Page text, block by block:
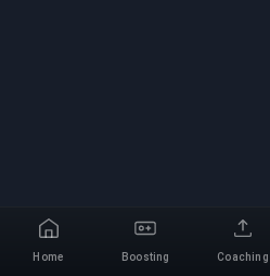
Home Boosting Coaching